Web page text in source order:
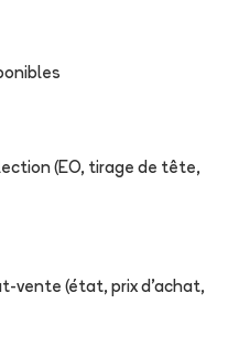
(EO, tirage de tête,
vente (état, prix d'achat,